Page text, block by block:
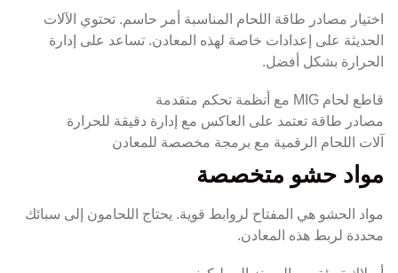
اختيار مصادر طاقة اللحام المناسبة أمر حاسم. تحتوي الآلات
الحديثة على إعدادات خاصة لهذه المعادن. تساعد على إدارة
الحرارة بشكل أفضل.
قاطع لحام MIG مع أنظمة تحكم متقدمة
مصادر طاقة تعتمد على العاكس مع إدارة دقيقة للحرارة
آلات اللحام الرقمية مع برمجة مخصصة للمعادن
مواد حشو متخصصة
مواد الحشو هي المفتاح لروابط قوية. يحتاج اللحامون إلى سبائك
محددة لربط هذه المعادن.